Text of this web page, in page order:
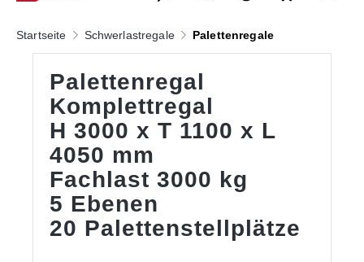
Startseite Schwerlastregale Palettenregale
Palettenregal
Komplettregal
H 3000 x T 1100 x L
4050 mm
Fachlast 3000 kg
5 Ebenen
20 Palettenstellplätze